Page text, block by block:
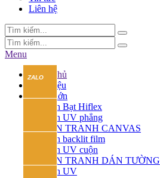
Liên hệ
Menu
Trang chủ
Giới thiệu
In khổ lớn
In Bạt Hiflex
In UV phẳng
IN TRANH CANVAS
In backlit film
In UV cuộn
IN TRANH DÁN TƯỜNG
In UV